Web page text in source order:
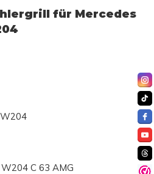
für Mercedes
C 63 AMG